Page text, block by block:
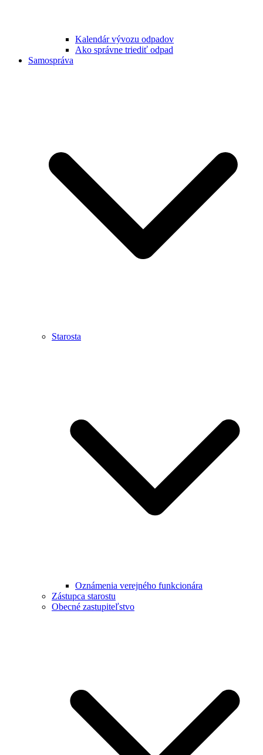
Kalendár vývozu odpadov
Ako správne triediť odpad
Samospráva
Starosta
Oznámenia verejného funkcionára
Zástupca starostu
Obecné zastupiteľstvo